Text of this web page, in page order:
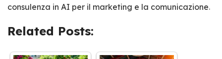
consulenza in AI per il marketing e la comunicazione.
Related Posts: